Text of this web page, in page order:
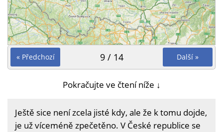
« Předchozí Další »
9 / 14
Pokračujte ve čtení níže ↓
Ještě sice není zcela jisté kdy, ale že k tomu dojde,
je už víceméně zpečetěno. V České republice se